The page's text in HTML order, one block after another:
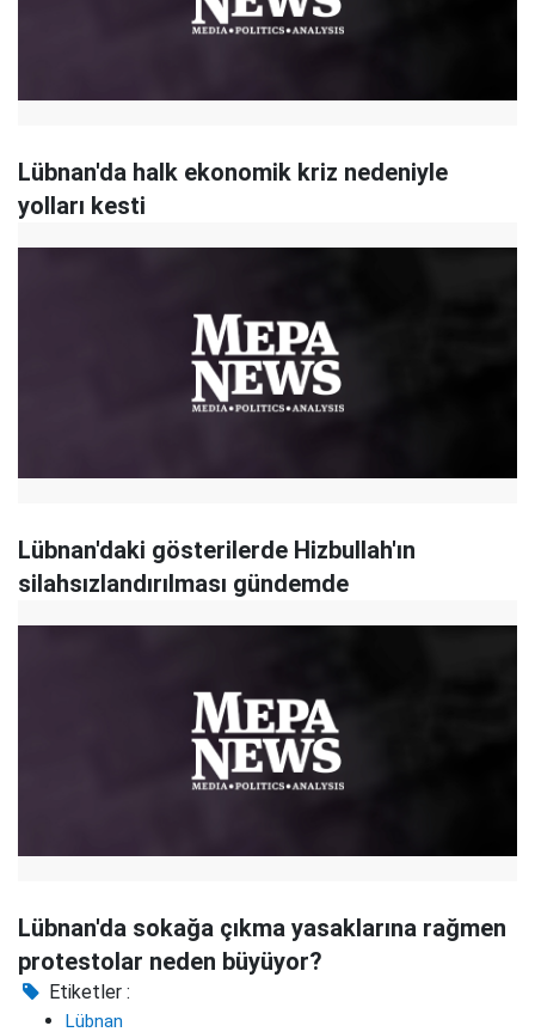
Lübnan'da halk ekonomik kriz nedeniyle
yolları kesti
Lübnan'daki gösterilerde Hizbullah'ın
silahsızlandırılması gündemde
Lübnan'da sokağa çıkma yasaklarına rağmen
protestolar neden büyüyor?
Etiketler :
Lübnan